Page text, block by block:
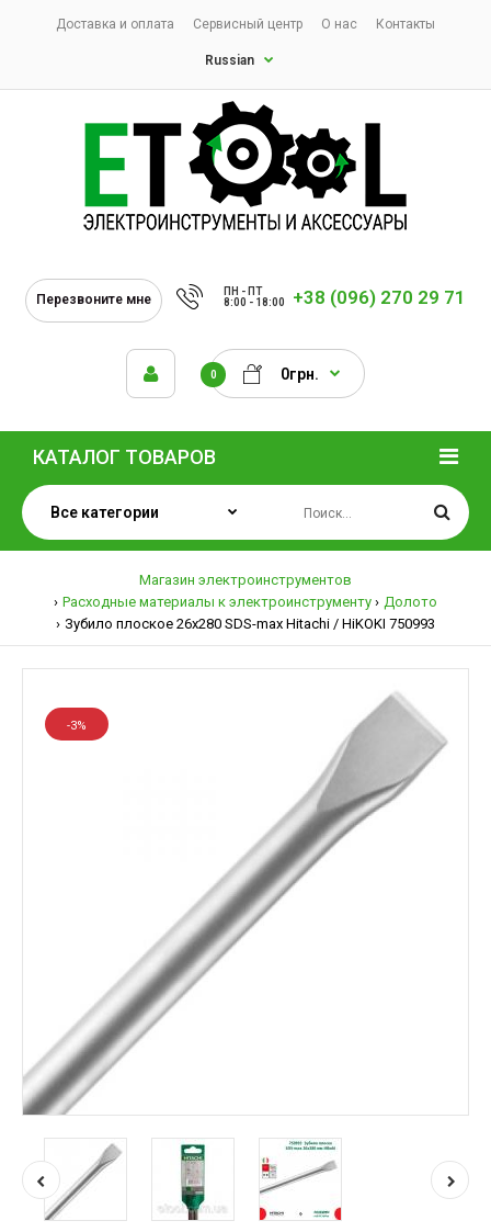
Доставка и оплата Сервисный центр О нас Контакты
Russian
Перезвоните мне
ПН - ПТ
8:00 - 18:00
+38 (096) 270 29 71
0 0грн.
КАТАЛОГ ТОВАРОВ
Магазин электроинструментов
Расходные материалы к электроинструменту
Долото
Зубило плоское 26х280 SDS-max Hitachi / HiKOKI 750993
-3%